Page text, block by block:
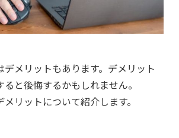
メリットもあります。デメリット
と後悔するかもしれません。
リットについて紹介します。